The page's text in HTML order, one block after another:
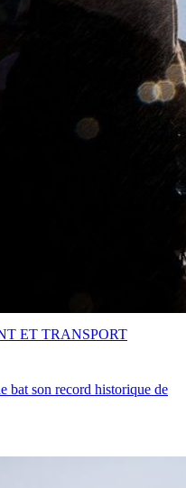
bat son record historique de
ET TRANSPORT